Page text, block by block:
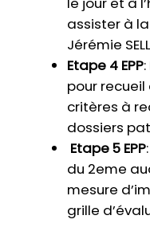
assister à
Jérémie
Etape 4 EPP
pour recueil
critères à
dossiers
Etape 5 EPP:
du 2eme
mesure
grille